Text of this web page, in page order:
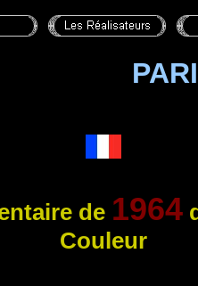
de 1964
Couleur